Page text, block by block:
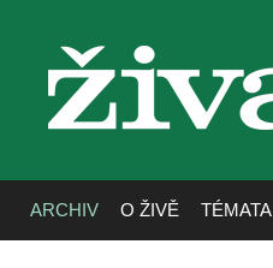
živa
ARCHIV O ŽIVĚ TÉMATA